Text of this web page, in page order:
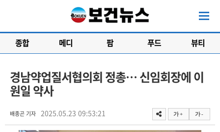
종합 메디 팜 푸드 뷰티
경남약업질서협의회 정총… 신임회장에 이
원일 약사
배종곤 기자 2025.05.23 09:53:21 가 + 가 -